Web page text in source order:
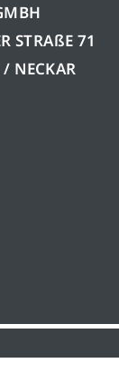
STRAßE 71
NECKAR